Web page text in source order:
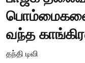
பொம்மைகளை
வந்த
தந்தி டிவி